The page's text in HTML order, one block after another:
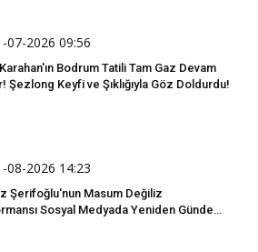
07-2026 09:56
Bodrum Tatili Tam Gaz Devam
Şezlong Keyfi ve Şıklığıyla Göz Doldurdu!
08-2026 14:23
Şerifoğlu'nun Masum Değiliz
Sosyal Medyada Yeniden Gündem